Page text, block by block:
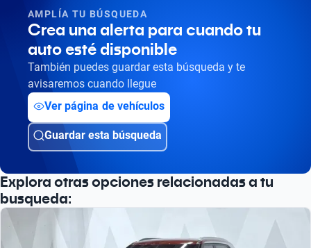
Busca por año
AMPLÍA TU BÚSQUEDA
Crea una alerta para cuando tu
auto esté disponible
También puedes guardar esta búsqueda y te
avisaremos cuando llegue
Ver página de vehículos
Guardar esta búsqueda
Explora otras opciones relacionadas a tu
busqueda: